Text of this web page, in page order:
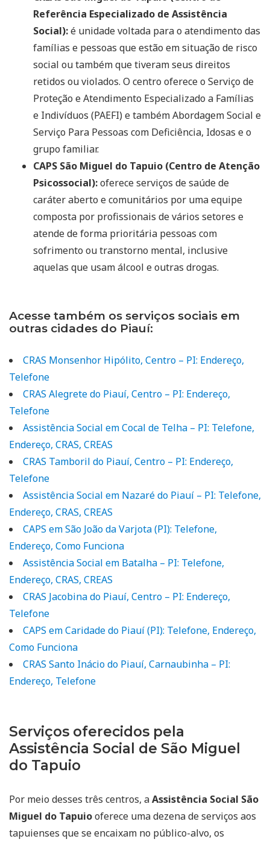
Referência Especializado de Assistência
Social):é unidade voltada para o atendimento das
famílias e pessoas que estão em situação de risco
social ou também que tiveram seus direitos
retidos ou violados. O centro oferece o Serviço de
Proteção e Atendimento Especializado a Famílias
e Indivíduos (PAEFI) e também Abordagem Social e
Serviço Para Pessoas com Deficiência, Idosas e o
grupo familiar.
CAPS São Miguel do Tapuio (Centro de Atenção
Psicossocial):oferece serviços de saúde de
caráter aberto e comunitários por uma equipe
composta por profissionais de vários setores e
atende de forma prioritária pessoas com
sofrimento ou transtorno mental, inclusive
aquelas que usam álcool e outras drogas.
Acesse também os serviços sociais em
outras cidades do Piauí:
CRAS Monsenhor Hipólito, Centro – PI: Endereço,
Telefone
CRAS Alegrete do Piauí, Centro – PI: Endereço,
Telefone
Assistência Social em Cocal de Telha – PI: Telefone,
Endereço, CRAS, CREAS
CRAS Tamboril do Piauí, Centro – PI: Endereço,
Telefone
Assistência Social em Nazaré do Piauí – PI: Telefone,
Endereço, CRAS, CREAS
CAPS em São João da Varjota (PI): Telefone,
Endereço, Como Funciona
Assistência Social em Batalha – PI: Telefone,
Endereço, CRAS, CREAS
CRAS Jacobina do Piauí, Centro – PI: Endereço,
Telefone
CAPS em Caridade do Piauí (PI): Telefone, Endereço,
Como Funciona
CRAS Santo Inácio do Piauí, Carnaubinha – PI:
Endereço, Telefone
Serviços oferecidos pela
Assistência Social de São Miguel
do Tapuio
Por meio desses três centros, aAssistência Social São
Miguel do Tapuiooferece uma dezena de serviços aos
tapuienses que se encaixam no público-alvo, os